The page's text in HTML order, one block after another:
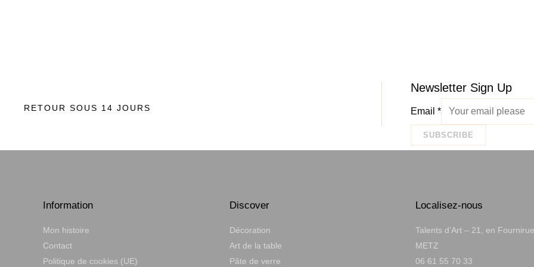
RETOUR SOUS 14 JOURS
Newsletter Sign Up
Email *
SUBSCRIBE
Information
Mon histoire
Contact
Politique de cookies (UE)
Discover
Décoration
Art de la table
Pâte de verre
Localisez-nous
Talents d’Art – 21, en
METZ
06 61 55 70 33